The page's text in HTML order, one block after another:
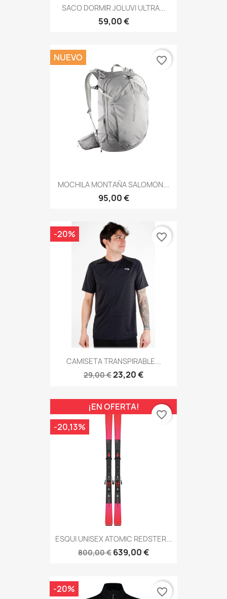
SACO DORMIR JOLUVI ULTRA...
59,00 €
MOCHILA MONTAÑA SALOMON...
95,00 €
NUEVO favorite_border
CAMISETA TRANSPIRABLE...
29,00 €23,20 €
-20% favorite_border
ESQUI UNISEX ATOMIC REDSTER...
800,00 € 639,00 €
¡EN OFERTA!
-20,13%
favorite_border
-20% favorite_border